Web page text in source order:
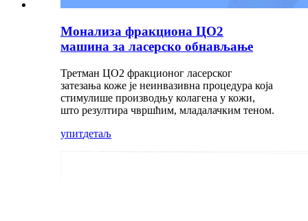
Монализа фракциона ЦО2
машина за ласерско обнављање
Третман ЦО2 фракционог ласерског
затезања коже је неинвазивна процедура која
стимулише производњу колагена у кожи,
што резултира чвршћим, младалачким теном.
упитдетаљ